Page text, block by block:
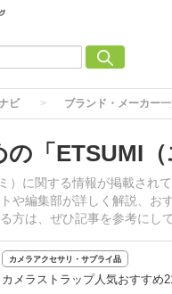
ビ ブランド・メーカー
の「ETSUMI
）に関する情報が掲載され
や編集部が詳しく解説、
方は、ぜひ記事を参考にし
カメラアクセサリ・サプライ品
カメラストラップ人気おすすめ